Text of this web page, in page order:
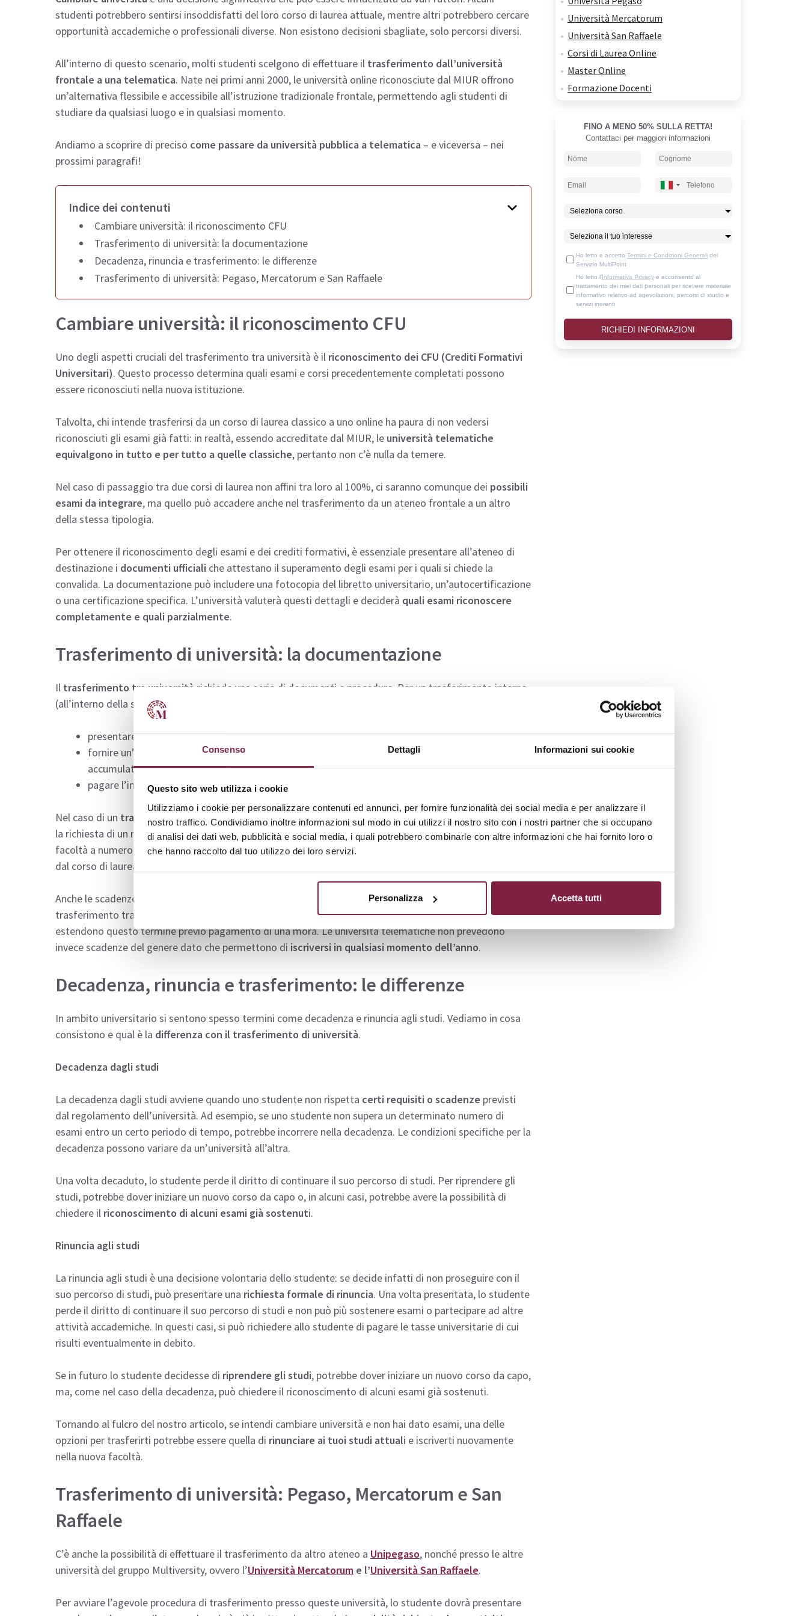
Consenso Dettagli Informazioni sui cookie
Questo sito web utilizza i cookie
Utilizziamo i cookie per personalizzare contenuti ed annunci, per fornire funzionalità dei social media e per analizzare il
nostro traffico. Condividiamo inoltre informazioni sul modo in cui utilizzi il nostro sito con i nostri partner che si occupano
di analisi dei dati web, pubblicità e social media, i quali potrebbero combinarle con altre informazioni che hai fornito loro o
che hanno raccolto dal tuo utilizzo dei loro servizi.
Personalizza Accetta tutti
studenti potrebbero sentirsi insoddisfatti del loro corso di laurea attuale, mentre altri potrebbero cercare
opportunità accademiche o professionali diverse. Non esistono decisioni sbagliate, solo percorsi diversi.
All’interno di questo scenario, molti studenti scelgono di effettuare il trasferimento dall’università
frontale a una telematica. Nate nei primi anni 2000, le università online riconosciute dal MIUR offrono
un’alternativa flessibile e accessibile all’istruzione tradizionale frontale, permettendo agli studenti di
studiare da qualsiasi luogo e in qualsiasi momento.
Andiamo a scoprire di preciso come passare da università pubblica a telematica – e viceversa – nei
prossimi paragrafi!
Indice dei contenuti
Cambiare università: il riconoscimento CFU
Trasferimento di università: la documentazione
Decadenza, rinuncia e trasferimento: le differenze
Trasferimento di università: Pegaso, Mercatorum e San Raffaele
Cambiare università: il riconoscimento CFU
Uno degli aspetti cruciali del trasferimento tra università è il riconoscimento dei CFU (Crediti Formativi
Universitari). Questo processo determina quali esami e corsi precedentemente completati possono
essere riconosciuti nella nuova istituzione.
Talvolta, chi intende trasferirsi da un corso di laurea classico a uno online ha paura di non vedersi
riconosciuti gli esami già fatti: in realtà, essendo accreditate dal MIUR, le università telematiche
equivalgono in tutto e per tutto a quelle classiche, pertanto non c’è nulla da temere.
Nel caso di passaggio tra due corsi di laurea non affini tra loro al 100%, ci saranno comunque dei possibili
esami da integrare, ma quello può accadere anche nel trasferimento da un ateneo frontale a un altro
della stessa tipologia.
Per ottenere il riconoscimento degli esami e dei crediti formativi, è essenziale presentare all’ateneo di
destinazione i documenti ufficiali che attestano il superamento degli esami per i quali si chiede la
convalida. La documentazione può includere una fotocopia del libretto universitario, un’autocertificazione
o una certificazione specifica. L’università valuterà questi dettagli e deciderà quali esami riconoscere
completamente e quali parzialmente.
Trasferimento di università: la documentazione
Il trasferimento tra università richiede una serie di documenti e procedure. Per un trasferimento interno
(all’interno della stessa università ma in un corso di laurea diverso), gli studenti devono:
presentare di un’istanza di trasferimento;
fornire un’autocertificazione o altra documentazione che attesti gli esami sostenuti, i crediti
accumulati e i programmi degli insegnamenti seguiti;
pagare l’indennità di passaggio, la cui cifra varia a seconda dell’università.
Nel caso di un trasferimento esterno, potrebbe essere necessario il pagamento della tassa di congedo e
la richiesta di un nulla osta. Solitamente non è necessario rifare il test di ammissione passando da una
facoltà a numero aperto (come quelle delle università online) a una a numero chiuso, ma dipende sempre
dal corso di laurea di provenienza e da quello di destinazione
Anche le scadenze possono variare: ad esempio, le università frontali aprono la procedura di
trasferimento tra
, con una scadenza ideale fissata al 31 ottobre; alcuni atenei
estendono questo termine previo pagamento di una mora. Le università telematiche non prevedono
invece scadenze del genere dato che permettono di iscriversi in qualsiasi momento dell’anno.
Decadenza, rinuncia e trasferimento: le differenze
In ambito universitario si sentono spesso termini come decadenza e rinuncia agli studi. Vediamo in cosa
consistono e qual è la differenza con il trasferimento di università.
Decadenza dagli studi
La decadenza dagli studi avviene quando uno studente non rispetta certi requisiti o scadenze previsti
dal regolamento dell’università. Ad esempio, se uno studente non supera un determinato numero di
esami entro un certo periodo di tempo, potrebbe incorrere nella decadenza. Le condizioni specifiche per la
decadenza possono variare da un’università all’altra.
Una volta decaduto, lo studente perde il diritto di continuare il suo percorso di studi. Per riprendere gli
studi, potrebbe dover iniziare un nuovo corso da capo o, in alcuni casi, potrebbe avere la possibilità di
chiedere il riconoscimento di alcuni esami già sostenuti.
Rinuncia agli studi
La rinuncia agli studi è una decisione volontaria dello studente: se decide infatti di non proseguire con il
suo percorso di studi, può presentare una richiesta formale di rinuncia. Una volta presentata, lo studente
perde il diritto di continuare il suo percorso di studi e non può più sostenere esami o partecipare ad altre
attività accademiche. In questi casi, si può richiedere allo studente di pagare le tasse universitarie di cui
risulti eventualmente in debito.
Se in futuro lo studente decidesse di riprendere gli studi, potrebbe dover iniziare un nuovo corso da capo,
ma, come nel caso della decadenza, può chiedere il riconoscimento di alcuni esami già sostenuti.
Tornando al fulcro del nostro articolo, se intendi cambiare università e non hai dato esami, una delle
opzioni per trasferirti potrebbe essere quella di rinunciare ai tuoi studi attuali e iscriverti nuovamente
nella nuova facoltà.
Trasferimento di università: Pegaso, Mercatorum e San
Raffaele
C’è anche la possibilità di effettuare il trasferimento da altro ateneo a Unipegaso, nonché presso le altre
università del gruppo Multiversity, ovvero l’Università Mercatorum e l’Università San Raffaele.
Per avviare l’agevole procedura di trasferimento presso queste università, lo studente dovrà presentare
Università Mercatorum
Università San Raffaele
Corsi di Laurea Online
Master Online
Formazione Docenti
FINO A MENO 50% SULLA RETTA!
Contattaci per maggiori informazioni
Ho letto e accetto Termini e Condizioni Generali del
Servizio MultiPoint
Ho letto l'Informativa Privacy e acconsento al
trattamento dei miei dati personali per ricevere materiale
informativo relativo ad agevolazioni, percorsi di studio e
servizi inerenti